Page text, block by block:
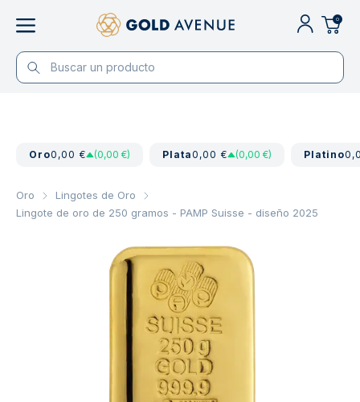
0
Oro0,00 € (0,00 €) Plata0,00 € (0,00 €) Platino
Oro
Lingotes de Oro
Lingote de oro de 250 gramos - PAMP Suisse - diseño 2025